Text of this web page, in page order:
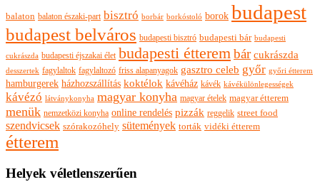
balaton balaton északi-part bisztró borbár borkóstoló borok budapest
budapest belváros budapesti bisztró budapesti bár budapesti
cukrászda budapesti éjszakai élet budapesti étterembár cukrászda
desszertek fagylaltok fagylaltozó friss alapanyagok gasztro celeb győr győri étterem
hamburgerek házhozszállítás koktélok kávéház kávék kávékülönlegességek
kávézó látványkonyha magyar konyha magyar ételek magyar étterem
menük nemzetközi konyha online rendelés pizzák reggelik street food
szendvicsek szórakozóhely sütemények torták vidéki étterem
étterem
Helyek véletlenszerűen